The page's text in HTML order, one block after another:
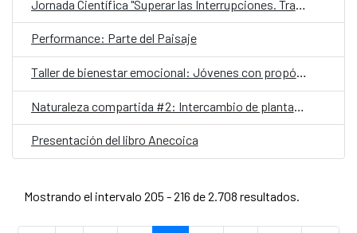
Jornada Científica "Superar las Interrupciones. Transformar la respuesta al VIH 2025"
Performance: Parte del Paisaje
Taller de bienestar emocional: Jóvenes con propósito
Presentación del libro Anecoica
Mostrando el intervalo 205 - 216 de 2.708 resultados.